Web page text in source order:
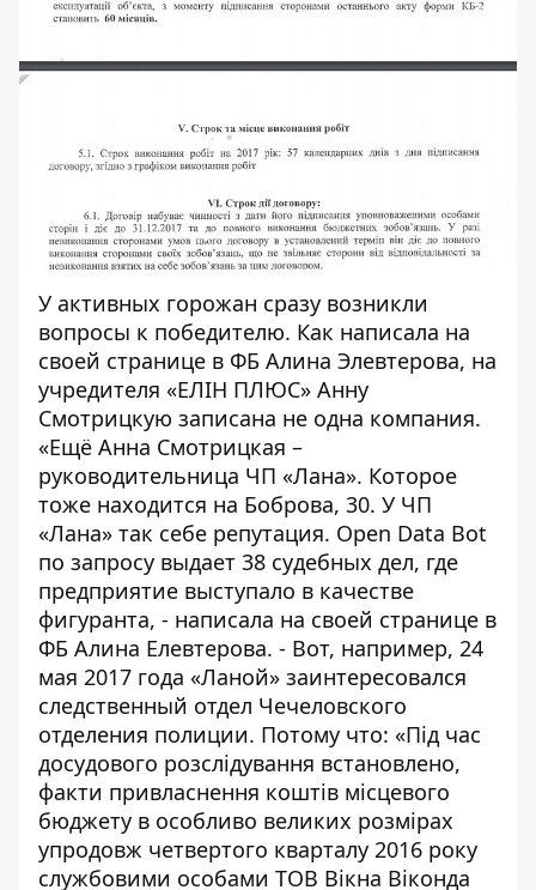
У активных горожан сразу возникли
вопросы к победителю. Как написала на
своей странице в ФБ Алина Элевтерова, на
учредителя «ЕЛІН ПЛЮС» Анну
Смотрицкую записана не одна компания.
«Ещё Анна Смотрицкая –
руководительница ЧП «Лана». Которое
тоже находится на Боброва, 30. У ЧП
«Лана» так себе репутация. Open Data Bot
по запросу выдает 38 судебных дел, где
предприятие выступало в качестве
фигуранта, - написала на своей странице в
ФБ Алина Елевтерова. - Вот, например, 24
мая 2017 года «Ланой» заинтересовался
следственный отдел Чечеловского
отделения полиции. Потому что: «Під час
досудового розслідування встановлено,
факти привласнення коштів місцевого
бюджету в особливо великих розмірах
упродовж четвертого кварталу 2016 року
службовими особами ТОВ Вікна Віконда